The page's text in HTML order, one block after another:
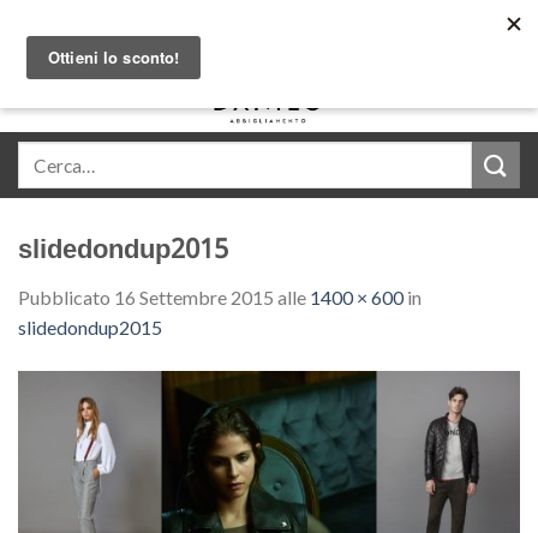
content
slidedondup2015
Pubblicato 16 Settembre 2015 alle 1400 × 600in
slidedondup2015